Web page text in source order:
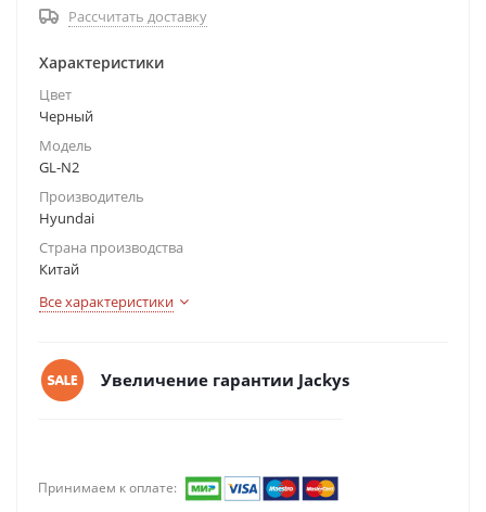
Рассчитать доставку
Характеристики
Цвет
Черный
Модель
GL-N2
Производитель
Hyundai
Страна производства
Китай
Все характеристики
Увеличение гарантии Jackys
Принимаем к оплате: